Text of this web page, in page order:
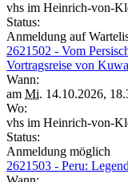
vhs im Heinrich-von-
Status:
Anmeldung auf
2621502 - Vom
Vortragsreise von
Wann:
am Mi. 14.10.2026,
Wo:
vhs im Heinrich-von-
Status:
Anmeldung möglich
2621503 - Peru: